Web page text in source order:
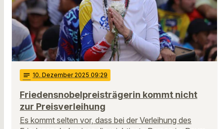
notes 10. Dezember 2025 09:29
Friedensnobelpreisträgerin kommt nicht
zur Preisverleihung
Es kommt selten vor, dass bei der Verleihung des